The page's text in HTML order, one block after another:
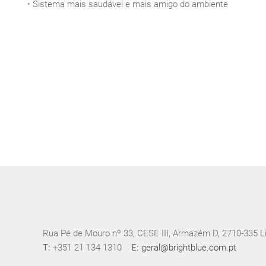
• Sistema mais saudável e mais amigo do ambiente
Rua Pé de Mouro nº 33, CESE III, Armazém D, 2710-335
T: +351 21 134 1310 E: geral@brightblue.com.pt